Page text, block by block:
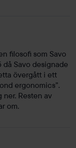
filosofi som Savo
då Savo designade
övergått i ett
ergonomics”.
ner. Resten av
om.